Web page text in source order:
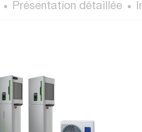
Présentation détaillée